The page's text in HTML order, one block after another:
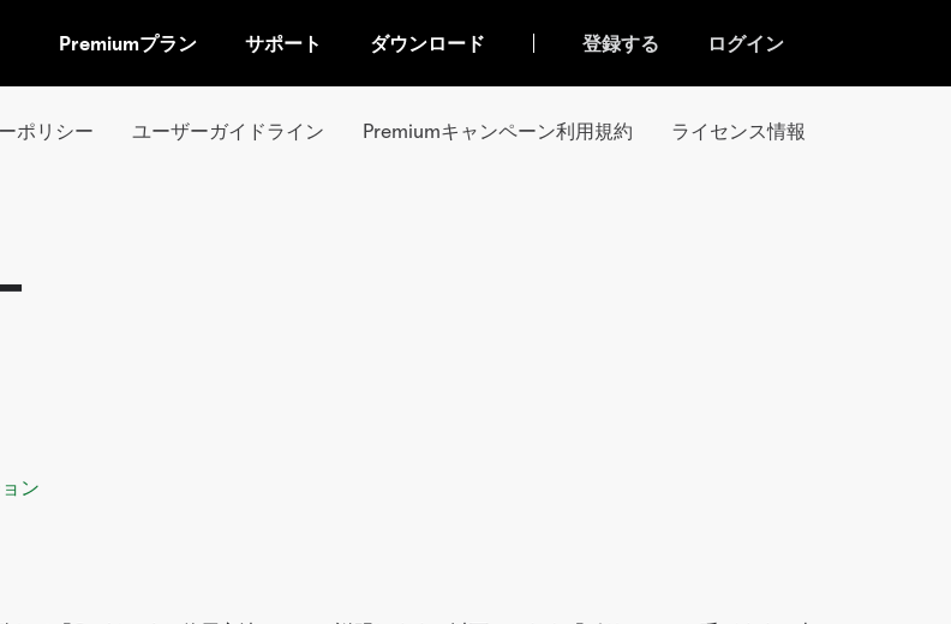
コ
ン
ン
Premiumプラン サポート ダウンロード 登録する ログイン
ポリシー ユーザーガイドライン Premiumキャンペーン利用規約 ライセンス情報
ン